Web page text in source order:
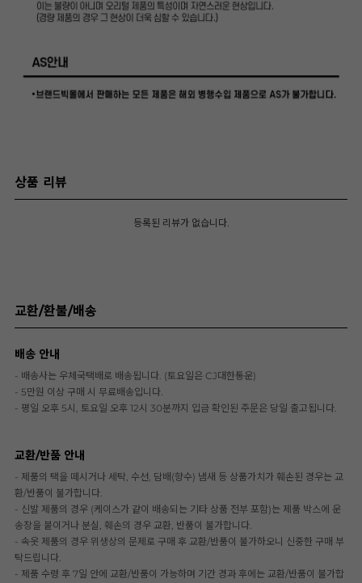
상품 리뷰
등록된 리뷰가 없습니다.
교환/환불/배송
배송 안내
- 배송사는 우체국택배로 배송됩니다. (토요일은 CJ대한통운)
- 5만원 이상 구매 시 무료배송입니다.
- 평일 오후 5시, 토요일 오후 12시 30분까지 입금 확인된 주문은 당일 출고됩니다.
교환/반품 안내
- 제품의 택을 떼시거나 세탁, 수선, 담배(향수) 냄새 등 상품가치가 훼손된 경우는 교
환/반품이 불가합니다.
- 신발 제품의 경우 (케이스가 같이 배송되는 기타 상품 전부 포함)는 제품 박스에 운
송장을 붙이거나 분실, 훼손의 경우 교환, 반품이 불가합니다.
- 속옷 제품의 경우 위생상의 문제로 구매 후 교환/반품이 불가하오니 신중한 구매 부
탁드립니다.
- 제품 수령 후 7일 안에 교환/반품이 가능하며 기간 경과 후에는 교환/반품이 불가합